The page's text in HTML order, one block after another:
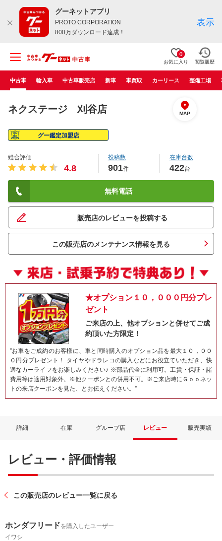
グーネットアプリ
PROTO CORPORATION
800万ダウンロード達成！
表示
0
お気に入り 閲覧履歴
中古車 輸入車 中古車販売店 新車 車買取 カーリース 整備工場
ネクステージ 刈谷店 MAP
グー鑑定加盟店
総合評価
4.8
投稿数
901件
在庫台数
422台
無料電話
販売店のレビューを投稿する
この販売店のメンテナンス情報を見る
★オプション１０，０００円分プレ
ゼント
ご来店の上、他オプションと併せてご成
約頂いた方限定！
”お車をご成約のお客様に、車と同時購入のオプション品を最大１０，００
０円分プレゼント！ タイヤやドラレコの購入などにお役立ていただき、快
適なカーライフをお楽しみください♪ ※部品代金に利用可。工賃・保証・諸
費用等は適用対象外。※他クーポンとの併用不可。※ご来店時にＧｏｏネッ
トの来店クーポンを見た、とお伝えください。”
詳細 在庫 グループ店 レビュー 販売実績
レビュー・評価情報
この販売店のレビュー一覧に戻る
ホンダフリードを購入したユーザー
イワシ